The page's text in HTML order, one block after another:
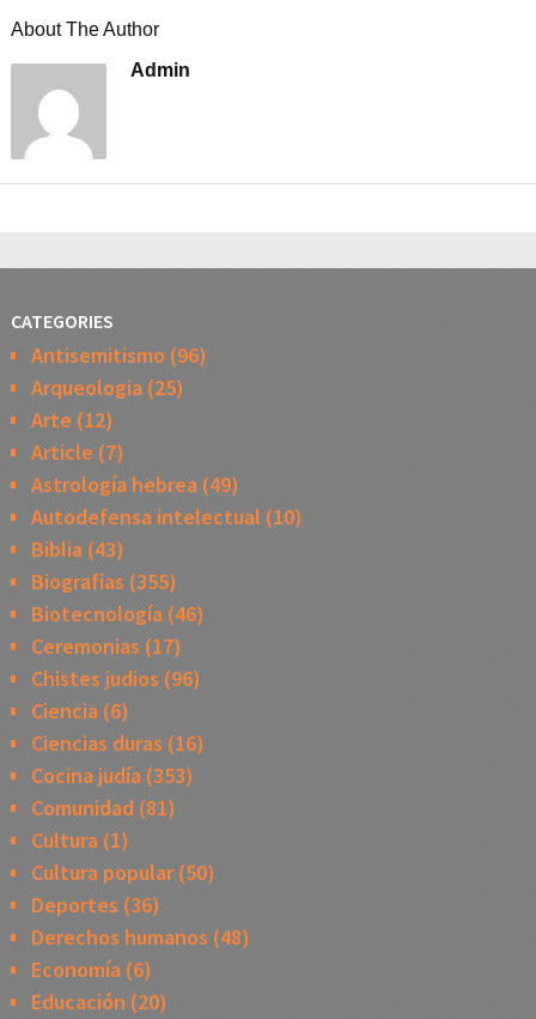
About The Author
Admin
CATEGORIES
Antisemitismo (96)
Arqueologia(25)
Arte (12)
Article (7)
Astrología hebrea(49)
Autodefensa intelectual (10)
Biblia(43)
Biografias (355)
Biotecnología(46)
Ceremonias (17)
Chistes judios (96)
Ciencia(6)
Ciencias duras (16)
Cocina judía(353)
Comunidad(81)
Cultura(1)
Cultura popular(50)
Deportes (36)
Derechos humanos (48)
Economía(6)
Educación (20)